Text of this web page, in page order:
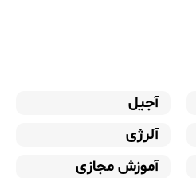
آجیل
آلرژی
آموزش مجازی